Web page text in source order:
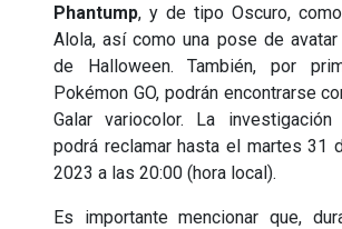
Phantump, y de tipo Oscuro, como
Alola, así como una pose de
de Halloween. También, por
Pokémon GO, podrán encontrarse
Galar variocolor. La
podrá reclamar hasta el martes 31
2023 a las 20:00 (hora local).
Es importante mencionar que,